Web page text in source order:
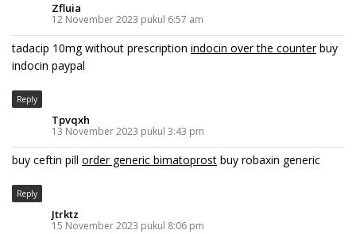
Zfluia
12 November 2023 pukul 6:57 am
tadacip 10mg without prescription indocin over the counterbuy
indocin paypal
Reply
Tpvqxh
13 November 2023 pukul 3:43 pm
buy ceftin pill order generic bimatoprost buy robaxin generic
Reply
Jtrktz
15 November 2023 pukul 8:06 pm